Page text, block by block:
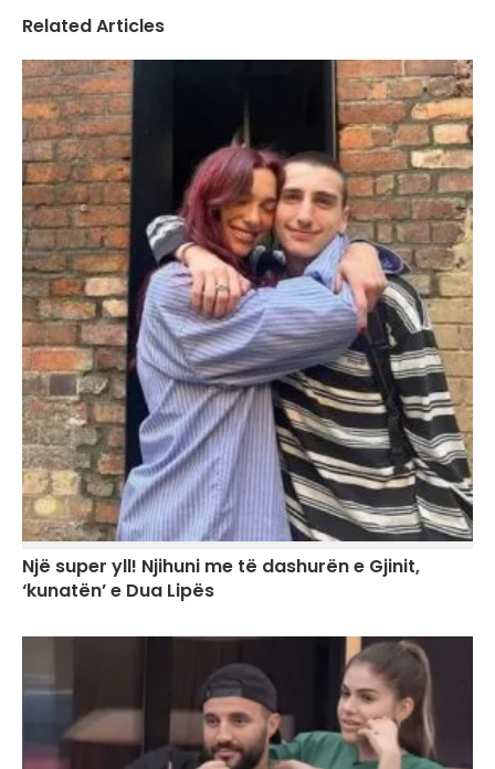
Related Articles
Një super yll! Njihuni me të dashurën e Gjinit,
‘kunatën’ e Dua Lipës